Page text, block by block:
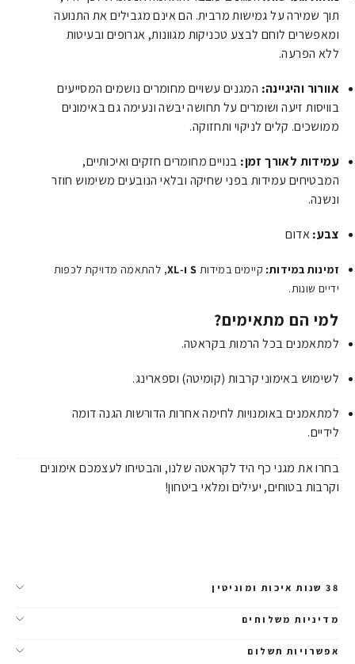
תוך שמירה על גמישות מרבית. הם אינם מגבילים את התנועה
ומאפשרים לוחם לבצע טכניקות מגוונות, אגרופים ובעיטות
ללא הפרעה.
אוורור והיגיינה: המגנים עשויים מחומרים נושמים המסייעים
בוויסות זיעה ושומרים על תחושה יבשה ונעימה גם באימונים
ממושכים. קלים לניקוי ותחזוקה.
עמידות לאורך זמן: בנויים מחומרים חזקים ואיכותיים,
המבטיחים עמידות בפני שחיקה ובלאי הנובעים משימוש חוזר
ונשנה.
צבע:אדום
זמינות במידות: קיימים במידות S ו-XL
, להתאמה מדויקת לכפות
ידיים שונות.
למי הם מתאימים?
למתאמנים בכל הרמות בקראטה.
לשימוש באימוני קרבות (קומיטה) וספארינג.
למתאמנים באומנויות לחימה אחרות הדורשות הגנה דומה
לידיים.
בחרו את מגני כף היד לקראטה שלנו, והבטיחו לעצמכם אימונים
וקרבות בטוחים, יעילים ומלאי ביטחון!
38 שנות איכות ומוניטין
מדיניות משלוחים
אפשרויות תשלום